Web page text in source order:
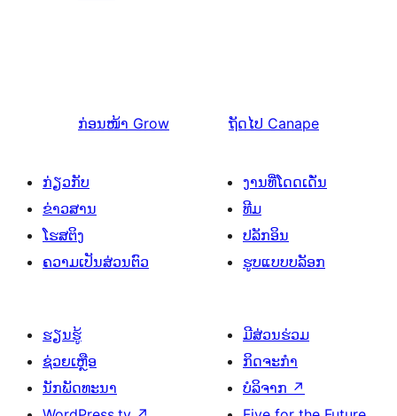
ກ່ອນໜ້າ Grow ຖັດໄປ Canape
ກ່ຽວກັບ
ຂ່າວສານ
ໂຮສຕິງ
ຄວາມເປັນສ່ວນຕົວ
ງານທີ່ໂດດເດັ່ນ
ທີມ
ປລັກອິນ
ຮູບແບບບລັອກ
ຮຽນຮູ້
ຊ່ວຍເຫຼືອ
ນັກພັດທະນາ
ມີສ່ວນຮ່ວມ
ກິດຈະກຳ
ບໍລິຈາກ ↗